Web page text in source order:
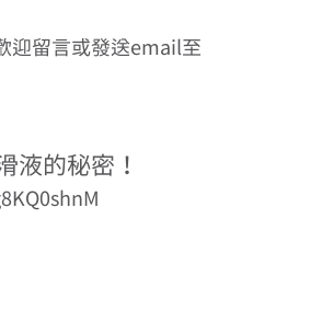
迎留言或發送email至
液的秘密！